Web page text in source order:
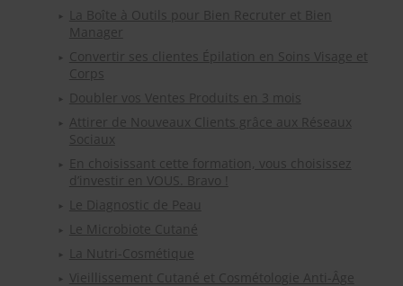
La Boîte à Outils pour Bien Recruter et Bien
Manager
Convertir ses clientes Épilation en Soins Visage et
Corps
Doubler vos Ventes Produits en 3 mois
Attirer de Nouveaux Clients grâce aux Réseaux
Sociaux
En choisissant cette formation, vous choisissez
d’investir en VOUS. Bravo !
Le Diagnostic de Peau
Le Microbiote Cutané
La Nutri-Cosmétique
Vieillissement Cutané et Cosmétologie Anti-Âge